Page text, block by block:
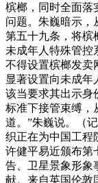
槟榔，同时全面落
问题。朱巍暗示，
第五十九条，将槟
未成年人特殊管控
不得设置槟榔发卖
显著设置向未成年
该当要求其出示身
标准下接管束缚，
道。”朱巍说。（
织正在为中国工程
许健平易近颁布第
告、卫星景象形象
献。来自英国伦敦